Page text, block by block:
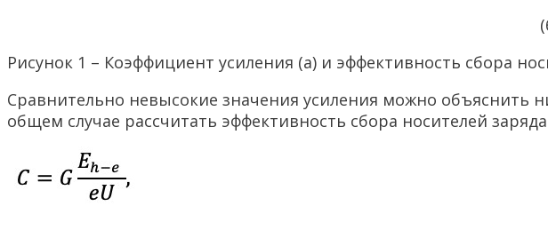
Рисунок 1 – Коэффициент усиления (а) и эффективность сбора
Сравнительно невысокие значения усиления можно объяснить
общем случае рассчитать эффективность сбора носителей